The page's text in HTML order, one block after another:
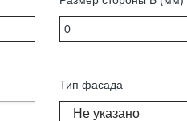
Тип фасада
Не указано